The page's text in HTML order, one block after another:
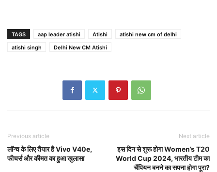
TAGS aap leader atishi Atishi
atishi new cm of delhi
atishi singh
Delhi New CM Atishi
Previous article
लॉन्च के लिए तैयार है Vivo V40e,
फीचर्स और कीमत का हुआ खुलासा
Next article
इस दिन से शुरू होगा Women’s T20
World Cup 2024, भारतीय टीम का
चैंपियन बनने का सपना होगा पूरा?